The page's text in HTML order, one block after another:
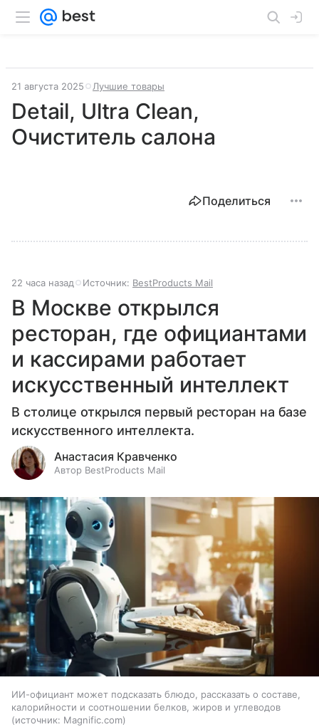
21 августа 2025 Лучшие товары
Detail, Ultra Clean,
Очиститель салона
Поделиться
22 часа назад Источник: BestProducts Mail
В Москве открылся
ресторан, где официантами
и кассирами работает
искусственный интеллект
В столице открылся первый ресторан на базе
искусственного интеллекта.
Анастасия Кравченко
Автор BestProducts Mail
ИИ-официант может подсказать блюдо, рассказать о составе,
калорийности и соотношении белков, жиров и углеводов
источник: Magnific.com